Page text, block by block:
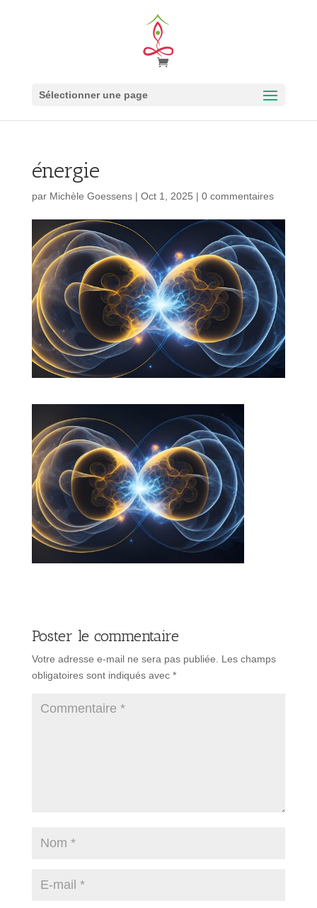
Sélectionner une page
énergie
par Michèle Goessens| Oct 1, 2025 | 0 commentaires
Poster le commentaire
Votre adresse e-mail ne sera pas publiée.
Les champs
obligatoires sont indiqués avec *